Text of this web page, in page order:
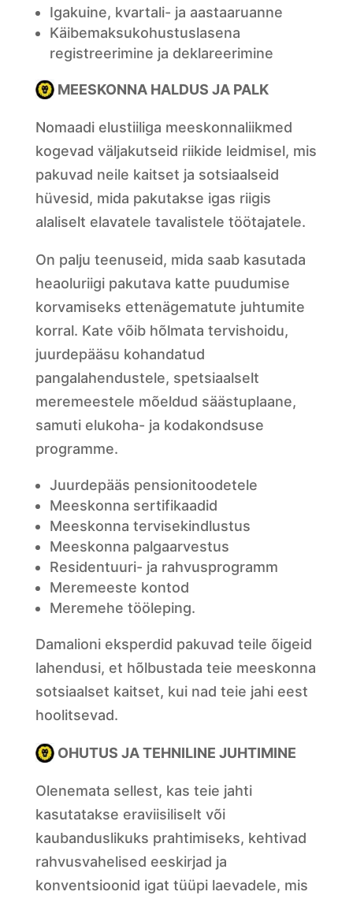
Igakuine, kvartali- ja aastaaruanne
Käibemaksukohustuslasena
registreerimine ja deklareerimine
MEESKONNA HALDUS JA PALK
Nomaadi elustiiliga meeskonnaliikmed
kogevad väljakutseid riikide leidmisel, mis
pakuvad neile kaitset ja sotsiaalseid
hüvesid, mida pakutakse igas riigis
alaliselt elavatele tavalistele töötajatele.
On palju teenuseid, mida saab kasutada
heaoluriigi pakutava katte puudumise
korvamiseks ettenägematute juhtumite
korral. Kate võib hõlmata tervishoidu,
juurdepääsu kohandatud
pangalahendustele, spetsiaalselt
meremeestele mõeldud säästuplaane,
samuti elukoha- ja kodakondsuse
programme.
Juurdepääs pensionitoodetele
Meeskonna sertifikaadid
Meeskonna tervisekindlustus
Meeskonna palgaarvestus
Residentuuri- ja rahvusprogramm
Meremeeste kontod
Meremehe tööleping.
Damalioni eksperdid pakuvad teile õigeid
lahendusi, et hõlbustada teie meeskonna
sotsiaalset kaitset, kui nad teie jahi eest
hoolitsevad.
OHUTUS JA TEHNILINE JUHTIMINE
Olenemata sellest, kas teie jahti
kasutatakse eraviisiliselt või
kaubanduslikuks prahtimiseks, kehtivad
rahvusvahelised eeskirjad ja
konventsioonid igat tüüpi laevadele, mis